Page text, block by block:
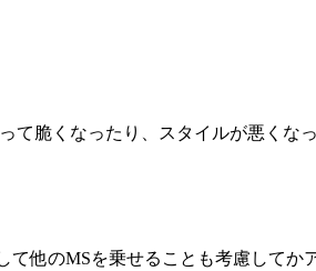
脆くなったり、スタイルが悪くな
他のMSを乗せることも考慮してか